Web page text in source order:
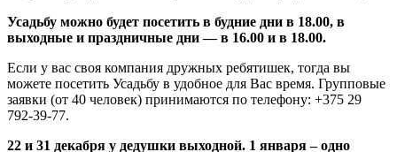
Усадьбу можно будет посетить в будние дни в 18.00, в
выходные и праздничные дни — в 16.00 и в 18.00.
Если у вас своя компания дружных ребятишек, тогда вы
можете посетить Усадьбу в удобное для Вас время. Групповые
заявки (от 40 человек) принимаются по телефону: +375 29
792-39-77.
22 и 31 декабря у дедушки выходной. 1 января – одно